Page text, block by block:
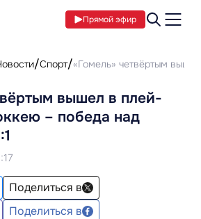
Прямой эфир
Спорт «Гомель» четвёртым
вышел в плей-
– победа над
Поделиться в
Поделиться в